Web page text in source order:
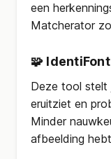
een
Matcherator
🧩 IdentiFont
Deze tool stelt
eruitziet en
Minder
afbeelding